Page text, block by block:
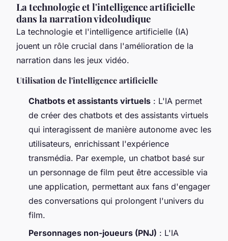
La technologie et l'intelligence artificielle
dans la narration videoludique
La technologie et l'intelligence artificielle (IA)
jouent un rôle crucial dans l'amélioration de la
narration dans les jeux vidéo.
Utilisation de l'intelligence artificielle
Chatbots et assistants virtuels : L'IA permet
de créer des chatbots et des assistants virtuels
qui interagissent de manière autonome avec les
utilisateurs, enrichissant l'expérience
transmédia. Par exemple, un chatbot basé sur
un personnage de film peut être accessible via
une application, permettant aux fans d'engager
des conversations qui prolongent l'univers du
film.
Personnages non-joueurs (PNJ) : L'IA